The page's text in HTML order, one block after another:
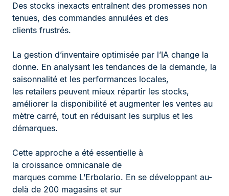
Des stocks inexacts entraînent des promesses non
tenues, des commandes annulées et des
clients frustrés.
La gestion d’inventaire optimisée par l’IA change la
donne. En analysant les tendances de la demande, la
saisonnalité et les performances locales,
les retailers peuvent mieux répartir les stocks,
améliorer la disponibilité et augmenter les ventes au
mètre carré, tout en réduisant les surplus et les
démarques.
Cette approche a été essentielle à
la croissance omnicanale de
marques comme L’Erbolario. En se développant au-
delà de 200 magasins et sur